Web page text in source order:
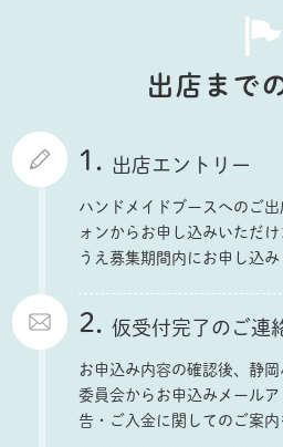
出店まで
1. 出店エントリー
ハンドメイドブースへのご
ォンからお申し込みいただ
うえ募集期間内にお申し込み
2. 仮受付完了のご連
お申込み内容の確認後、静
委員会からお申込みメール
告・ご入金に関してのご案内